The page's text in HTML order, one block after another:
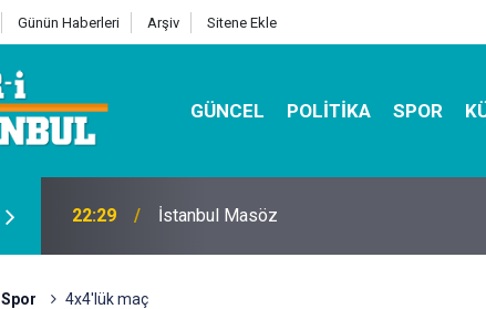
Günün Haberleri Arşiv Sitene Ekle
GÜNCEL POLITIKA SPOR
07:32 Kutu Sihirbazı ile Estetik, Dayanıklı ve
Spor 4x4'lük maç